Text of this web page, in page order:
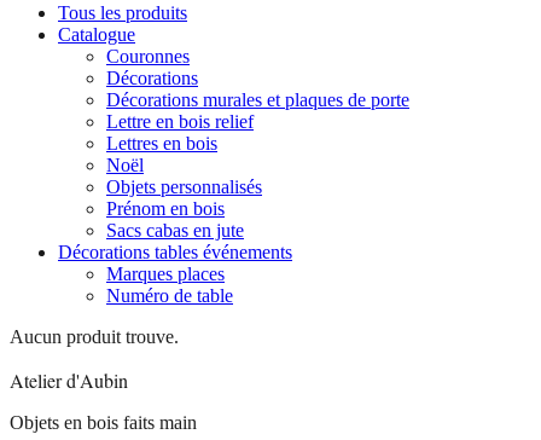
Tous les produits
Catalogue
Couronnes
Décorations
Décorations murales et plaques de porte
Lettre en bois relief
Lettres en bois
Noël
Objets personnalisés
Prénom en bois
Sacs cabas en jute
Décorations tables événements
Marques places
Numéro de table
Aucun produit trouve.
Atelier d'Aubin
Objets en bois faits main